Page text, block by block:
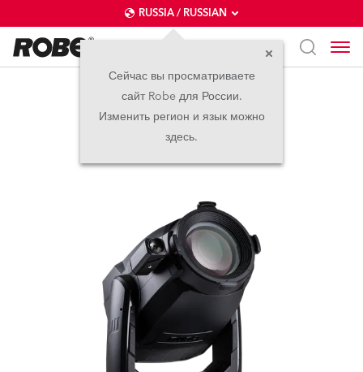
RUSSIA / RUSSIAN
Сейчас вы просматриваете
сайт Robe для России.
Изменить регион и язык можно
здесь.
T3 Profile FS™
новинка